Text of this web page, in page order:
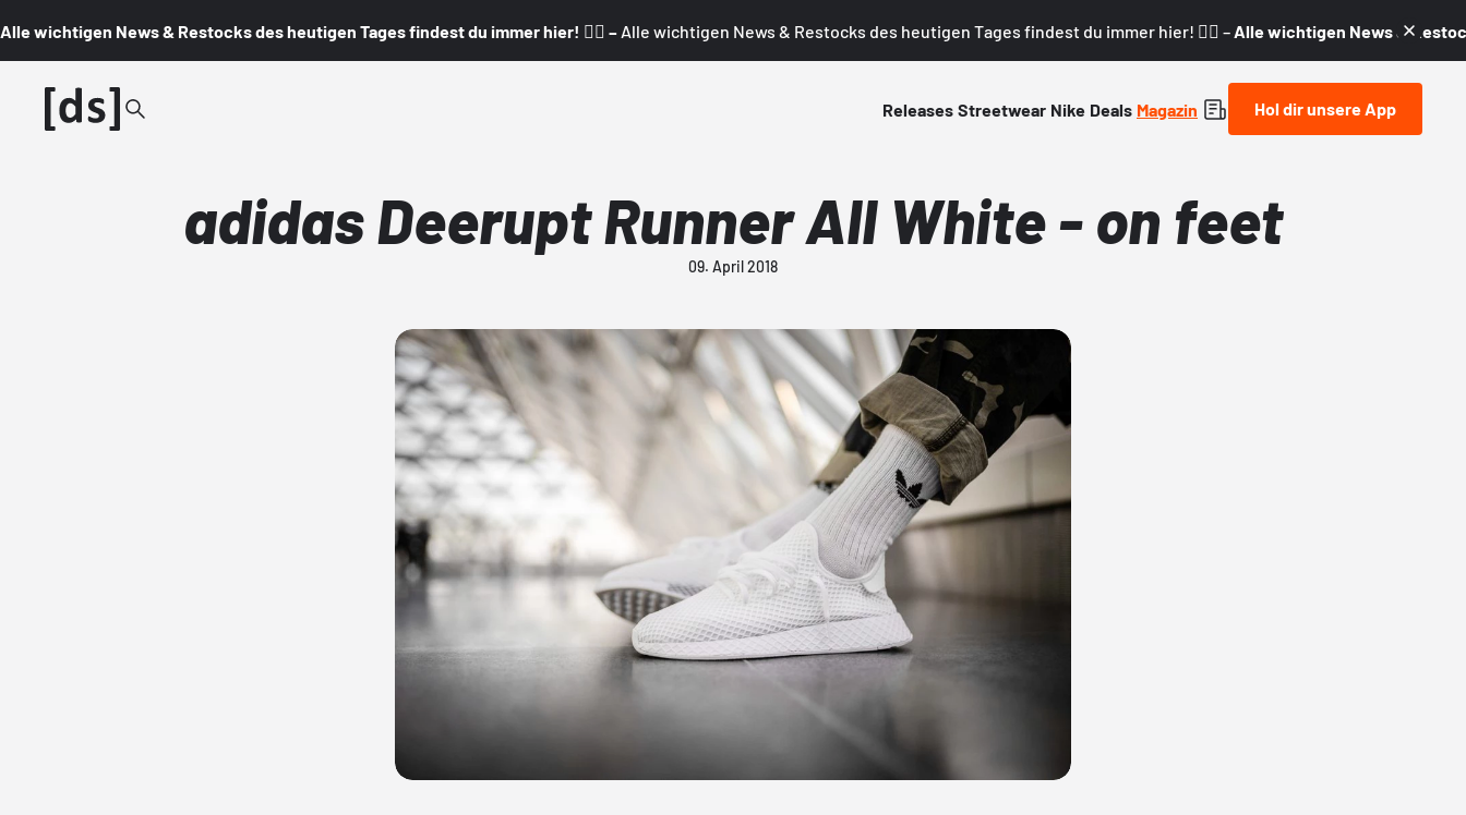
Alle wichtigen News & Restocks des heutigen Tages findest du immer hier! 👇🏼 – Alle wichtigen News & Restocks des heutigen Tages findest du immer hier! 👇🏼 – Alle wichtigen News &
Releases Streetwear Nike Deals Magazin Hol dir unsere App
adidas Deerupt Runner All White - on feet
09. April 2018